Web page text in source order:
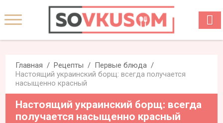
Главная Рецепты
Первые блюда
Настоящий украинский борщ: всегда получается
насыщенно красный
Настоящий украинский борщ: всегда
получается насыщенно красный